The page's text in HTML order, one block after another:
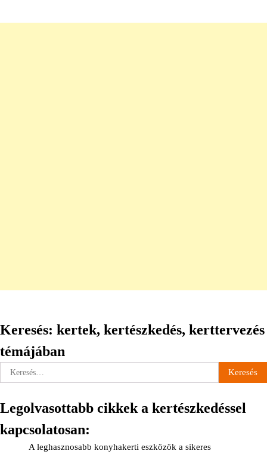
Keresés: kertek, kertészkedés, kerttervezés
témájában
Keresés:
Legolvasottabb cikkek a kertészkedéssel
kapcsolatosan:
A leghasznosabb konyhakerti eszközök a sikeres